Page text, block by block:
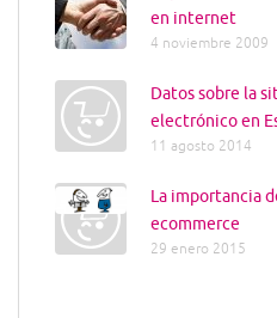
en internet
4 noviembre 2009
Datos sobre la
electrónico en
11 agosto 2014
La importancia
ecommerce
29 enero 2015